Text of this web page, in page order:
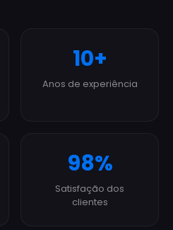
10+
Anos de experiência
98%
Satisfação dos
clientes